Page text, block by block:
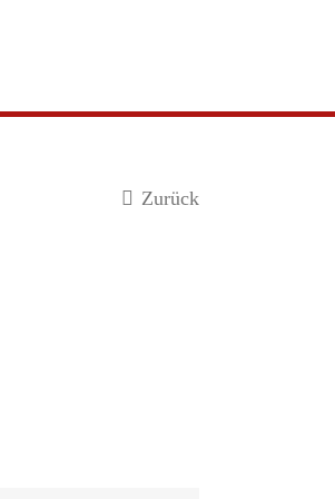
Zurück